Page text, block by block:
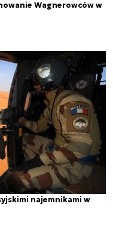
Wagnerowców w
najemnikami w